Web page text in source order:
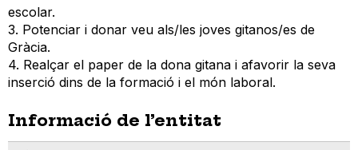
escolar.
3. Potenciar i donar veu als/les joves gitanos/es de
Gràcia.
4. Realçar el paper de la dona gitana i afavorir la seva
inserció dins de la formació i el món laboral.
Informació de l’entitat